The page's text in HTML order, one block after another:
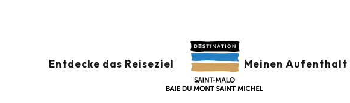
Entdecke das Reiseziel Meinen
Ajouter